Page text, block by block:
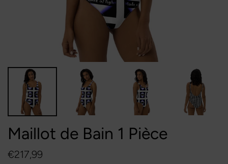
Maillot de Bain 1 Pièce
€217,99